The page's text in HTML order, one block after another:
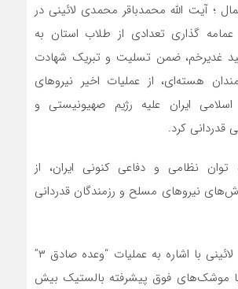
؛ آیت الله محمدباقر محمدی لائینی در
گذاری تعدادی از طلاب استان به
غدیرخم، ضمن تسلیت و تبریک شهادت
هسته‌ای، از عملیات اخیر نیروهای
ایران علیه رژیم صهیونیستی و
کرد.
نظامی و دفاعی کنونی ایران، از
نیروهای مسلح و رزمندگان قدردانی
آیت الله محمدی لائینی با اشاره به عملیات “وعده صادق ۳”
موشک‌های فوق پیشرفته بالستیک بیش